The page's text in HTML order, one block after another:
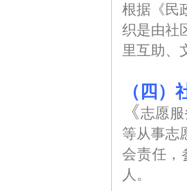
根据《民
织是由社
里互助、
（四）
《志愿
等从事志
会责任，
人。